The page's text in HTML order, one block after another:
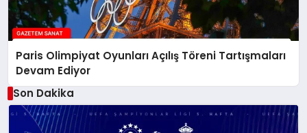
Paris Olimpiyat Oyunları Açılış Töreni Tartışmaları
Devam Ediyor
Son Dakika